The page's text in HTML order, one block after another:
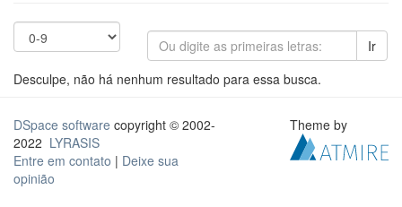
Ir
Desculpe, não há nenhum resultado para essa busca.
DSpace software copyright © 2002-
2022 LYRASIS
Entre em contato | Deixe sua
opinião
Theme by